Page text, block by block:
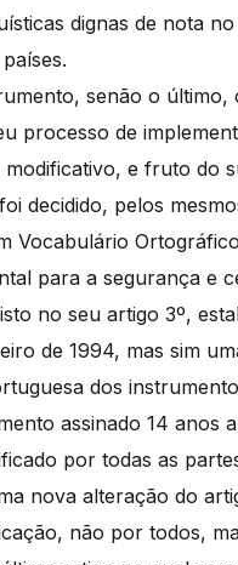
dignas de nota
senão o último,
processo de
e fruto do
decidido, pelos
Vocabulário
para a segurança e
no seu artigo 3º,
de 1994, mas sim
dos
assinado 14 anos
por todas as
nova alteração do
não por todos,